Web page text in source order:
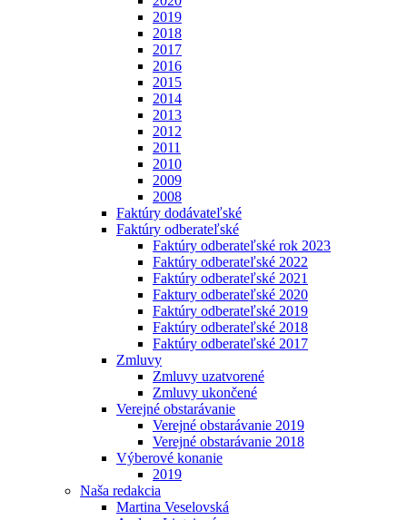
2019
2018
2017
2016
2015
2014
2013
2012
2011
2010
2009
2008
Faktúry dodávateľské
Faktúry odberateľské
Faktúry odberateľské rok 2023
Faktúry odberateľské 2022
Faktúry odberateľské 2021
Faktury odberateľské 2020
Faktúry odberateľské 2019
Faktúry odberateľské 2018
Faktúry odberateľské 2017
Zmluvy
Zmluvy uzatvorené
Zmluvy ukončené
Verejné obstarávanie
Verejné obstarávanie 2019
Verejné obstarávanie 2018
Výberové konanie
2019
Naša redakcia
Martina Veselovská